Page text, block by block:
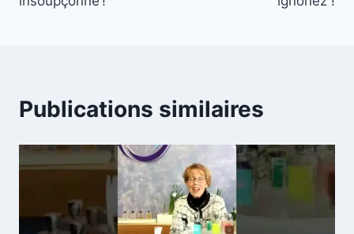
Publications similaires